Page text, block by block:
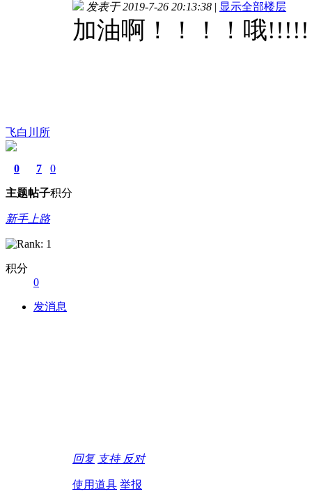
飞白川所
0
主题
7
帖子
0
积分
新手上路
积分
0
发消息
发表于 2019-7-26 20:13:38 | 显示全部楼层
加油啊！！！！哦!!!!!
回复 支持 反对
使用道具 举报